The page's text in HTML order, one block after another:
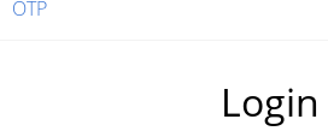
OTP
Login